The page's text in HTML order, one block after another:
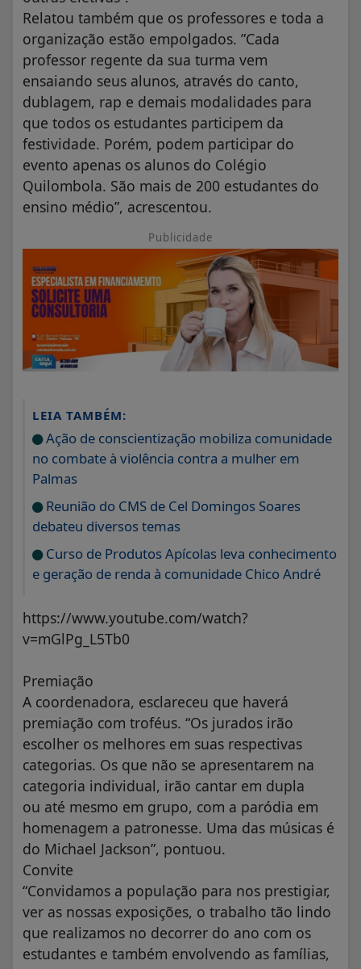
Relatou também que os professores e toda a
organização estão empolgados. ”Cada
professor regente da sua turma vem
ensaiando seus alunos, através do canto,
dublagem, rap e demais modalidades para
que todos os estudantes participem da
festividade. Porém, podem participar do
evento apenas os alunos do Colégio
Quilombola. São mais de 200 estudantes do
ensino médio”, acrescentou.
Publicidade
LEIA TAMBÉM:
Ação de conscientização mobiliza comunidade
no combate à violência contra a mulher em
Palmas
Reunião do CMS de Cel Domingos Soares
debateu diversos temas
Curso de Produtos Apícolas leva conhecimento
e geração de renda à comunidade Chico André
https://www.youtube.com/watch?
v=mGlPg_L5Tb0
Premiação
A coordenadora, esclareceu que haverá
premiação com troféus. “Os jurados irão
escolher os melhores em suas respectivas
categorias. Os que não se apresentarem na
categoria individual, irão cantar em dupla
ou até mesmo em grupo, com a paródia em
homenagem a patronesse. Uma das músicas é
do Michael Jackson”, pontuou.
Convite
“Convidamos a população para nos prestigiar,
ver as nossas exposições, o trabalho tão lindo
que realizamos no decorrer do ano com os
estudantes e também envolvendo as famílias,